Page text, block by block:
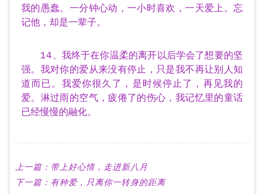
我的愚蠢。一分钟心动，一小时喜欢，一天爱上。忘
记他，却是一辈子。
14、我终于在你温柔的离开以后学会了想要的坚
强。我对你的爱从来没有停止，只是我不再让别人知
道而已。我爱你很久了，是时候停止了，再见我的
爱。淋过雨的空气，疲倦了的伤心，我记忆里的童话
已经慢慢的融化。
上一篇： 带上好心情，走进新八月
下一篇： 有种爱，只离你一转身的距离